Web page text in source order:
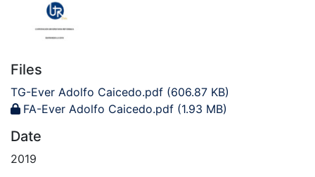
Files
TG-Ever Adolfo Caicedo.pdf (606.87 KB)
FA-Ever Adolfo Caicedo.pdf (1.93 MB)
Date
2019